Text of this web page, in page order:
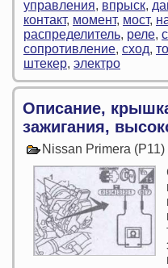
управления, впрыск,
контакт, момент, мост,
распределитель, реле,
сопротивление, сход,
штекер, электро
Описание,
зажигания,
Nissan Primera